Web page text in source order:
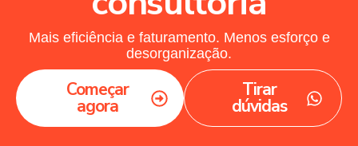
Mais eficiência e faturamento. Menos esforço e
desorganização.
Começar
agora
Tirar
dúvidas